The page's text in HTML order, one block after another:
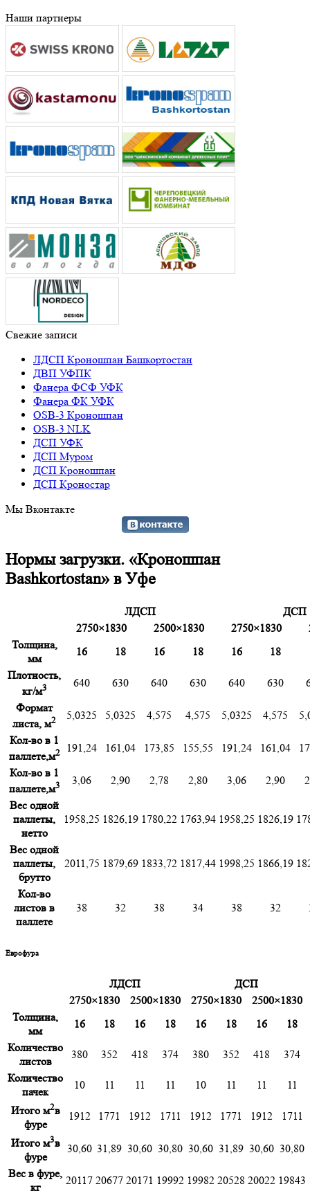
Наши партнеры
Свежие записи
ЛДСП Кроношпан Башкортостан
ДВП УФПК
Фанера ФСФ УФК
Фанера ФК УФК
OSB-3 Кроношпан
OSB-3 NLK
ДСП УФК
ДСП Муром
ДСП Кроношпан
ДСП Кроностар
Мы Вконтакте
Нормы загрузки. «Кроношпан
Bashkortostan» в Уфе
ЛДСП
ДСП
2750×1830
2500×1830 2750×1830
Толщина,
мм
16 18 16 18 16 18
Плотность,
кг/м3 640 630 640 630 640 630
Формат
листа, м2 5,0325 5,0325 4,575 4,575 5,0325 4,575
Кол-во в 1
паллете,м2 191,24 161,04 173,85 155,55 191,24 161,04
Кол-во в 1
паллете,м3 3,06 2,90 2,78 2,80 3,06 2,90
Вес одной
паллеты,
нетто
1958,25 1826,19 1780,22 1763,94 1958,25 1826,19
Вес одной
паллеты,
брутто
2011,75 1879,69 1833,72 1817,44 1998,25 1866,19
Кол-во
листов в
паллете
38 32 38 34 38 32
Еврофура
ЛДСП
ДСП
2750×1830
2500×1830 2750×1830
2500×1830
Толщина,
мм
16 18 16 18 16 18 16
18
Количество
листов
380 352 418 374 380 352 418
374
Количество
пачек
10 11 11 11 10 11 11
11
Итого м2в
фуре
1912 1771 1912 1711 1912 1771 1912 1711
Итого м3в
фуре
30,60 31,89 30,60 30,80 30,60 31,89 30,60 30,80
Вес в фуре,
кг
20117 20677 20171 19992 19982 20528 20022 19843